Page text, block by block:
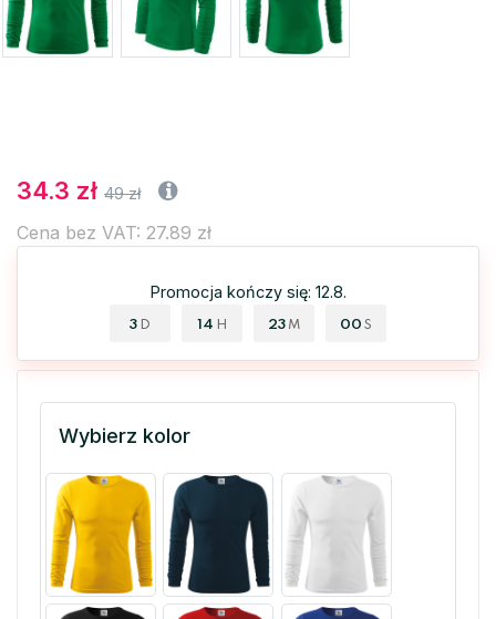
34.3 zł 49 zł
Cena bez VAT: 27.89 zł
Promocja kończy się: 12.8.
3 D 14 H 23 M 00 S
Wybierz kolor